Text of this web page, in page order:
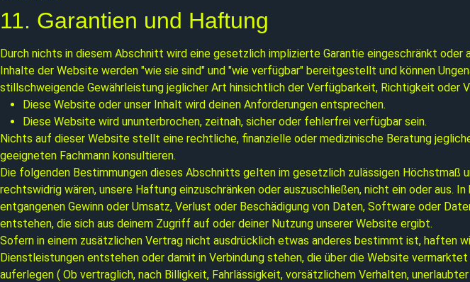
11. Garantien und Haftung
Durch nichts in diesem Abschnitt wird eine gesetzlich implizierte Garantie eingeschränkt
Inhalte der Website werden "wie sie sind" und "wie verfügbar" bereitgestellt und können
stillschweigende Gewährleistung jeglicher Art hinsichtlich der Verfügbarkeit, Richtigkeit oder
Diese Website oder unser Inhalt wird deinen Anforderungen entsprechen.
Diese Website wird ununterbrochen, zeitnah, sicher oder fehlerfrei verfügbar sein.
Nichts auf dieser Website stellt eine rechtliche, finanzielle oder medizinische Beratung
geeigneten Fachmann konsultieren.
Die folgenden Bestimmungen dieses Abschnitts gelten im gesetzlich zulässigen Höchstmaß
rechtswidrig wären, unsere Haftung einzuschränken oder auszuschließen, nicht ein oder
entgangenen Gewinn oder Umsatz, Verlust oder Beschädigung von Daten, Software oder
entstehen, die sich aus deinem Zugriff auf oder deiner Nutzung unserer Website ergibt.
Sofern in einem zusätzlichen Vertrag nicht ausdrücklich etwas anderes bestimmt ist, haften
Dienstleistungen entstehen oder damit in Verbindung stehen, die über die Website
auferlegen ( Ob vertraglich, nach Billigkeit, Fahrlässigkeit, vorsätzlichem Verhalten,